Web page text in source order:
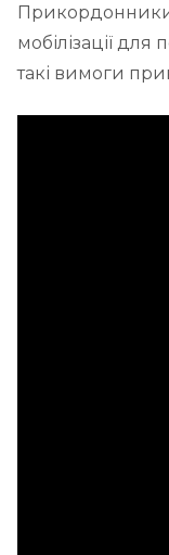
Прикордонники
мобілізації
такі вимоги